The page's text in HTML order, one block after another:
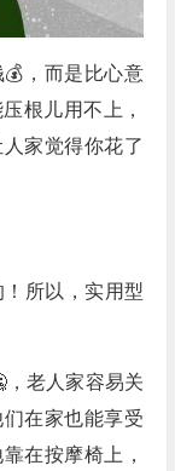
，而是比心意
根儿用不上，
家觉得你花了
所以，实用型
，老人家容易关
在家也能享受
在按摩椅上，